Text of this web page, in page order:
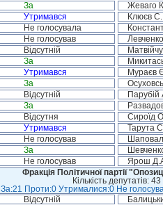
За Жеваго
Утримався Клюєв
Не голосувала
Не голосував
Відсутній
За
Утримався Мураєв
За
Відсутній Парубій
За
Відсутня Сироїд
Утримався Тарута
Не голосував
За
Не голосував Ярош
Фракція Політичної партії
Кількість депутатів: 43
За:21 Проти:0 Утрималися:0 Не
Відсутній